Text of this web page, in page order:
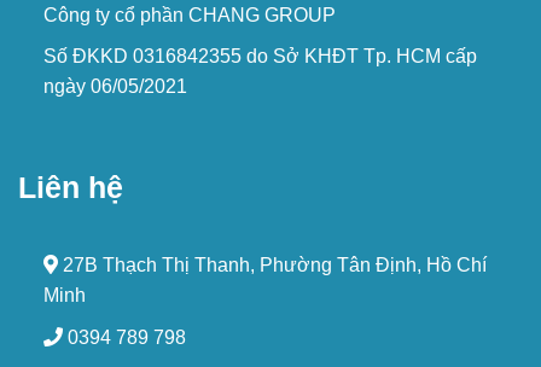
Công ty cổ phần CHANG GROUP
Số ĐKKD 0316842355 do Sở KHĐT Tp. HCM cấp
ngày 06/05/2021
Liên hệ
27B Thạch Thị Thanh, Phường Tân Định, Hồ Chí
Minh
0394 789 798